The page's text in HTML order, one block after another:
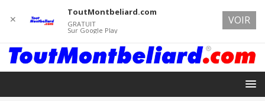
✕
ToutMontbeliard.com
GRATUIT
Sur Google Play
VOIR